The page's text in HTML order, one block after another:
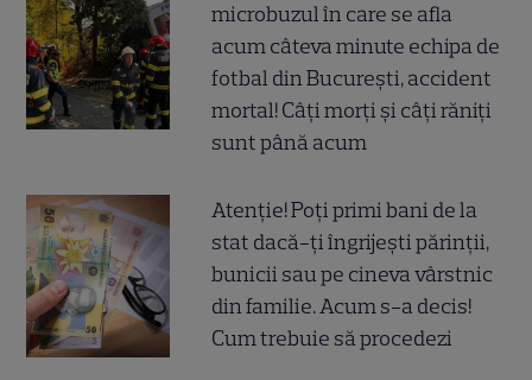
microbuzul în care se afla
acum câteva minute echipa de
fotbal din București, accident
mortal! Câți morți și câți răniți
sunt până acum
Atenție! Poți primi bani de la
stat dacă-ți îngrijești părinții,
bunicii sau pe cineva vârstnic
din familie. Acum s-a decis!
Cum trebuie să procedezi